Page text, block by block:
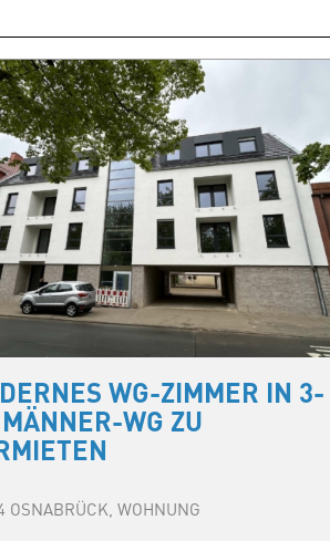
WG-ZIMMER IN 3-
WG ZU
OSNABRÜCK, WOHNUNG